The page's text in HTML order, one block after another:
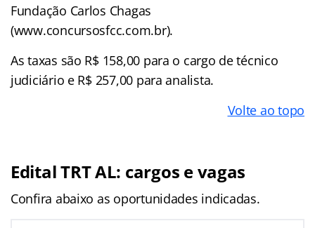
Fundação Carlos Chagas
(www.concursosfcc.com.br).
As taxas são R$ 158,00 para o cargo de técnico
judiciário e R$ 257,00 para analista.
Volte ao topo
Edital TRT AL: cargos e vagas
Confira abaixo as oportunidades indicadas.